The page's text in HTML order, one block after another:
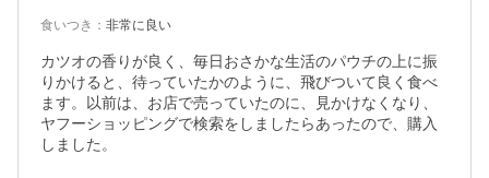
食いつき ： 非常に良い
カツオの香りが良く、毎日おさかな生活のパウチの上に振
りかけると、待っていたかのように、飛びついて良く食べ
ます。以前は、お店で売っていたのに、見かけなくなり、
ヤフーショッピングで検索をしましたらあったので、購入
しました。